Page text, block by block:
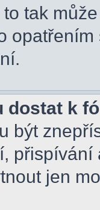
tak
dostat k
být
jen